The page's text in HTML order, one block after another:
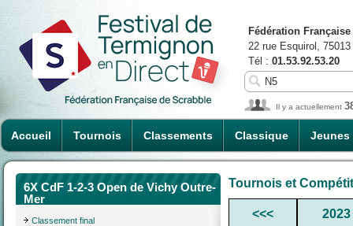
Accueil Tournois Classements Classique Jeunes
Fédération
22 rue Esquirol,
Tél : 01.53.92.53.20
Il y a actuellement
6X CdF 1-2-3 Open de Vichy Outre-
Mer
Classement final
Tournois et
<<< 2023